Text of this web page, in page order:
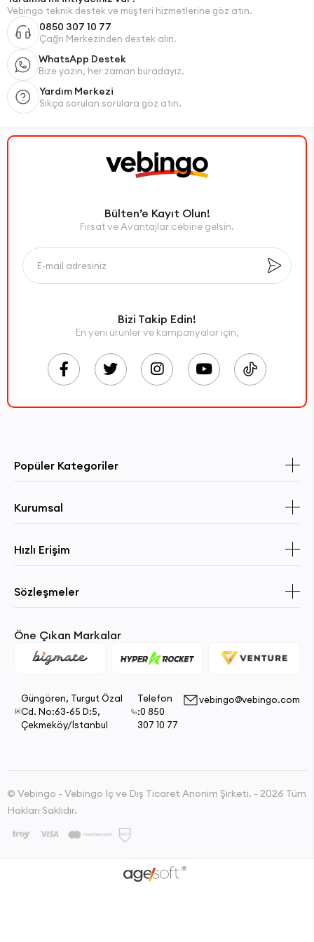
Vebingo teknik destek ve müşteri hizmetlerine göz atın.
0850 307 10 77
Çağrı Merkezinden destek alın.
WhatsApp Destek
Bize yazın, her zaman buradayız.
Yardım Merkezi
Sıkça sorulan sorulara göz atın.
Bülten’e Kayıt Olun!
Fırsat ve Avantajlar cebine gelsin.
Bizi Takip Edin!
En yeni ürünler ve kampanyalar için,
Popüler Kategoriler
Kurumsal
Hızlı Erişim
Sözleşmeler
Öne Çıkan Markalar
Güngören, Turgut Özal
Cd. No:63-65 D:5,
Çekmeköy/İstanbul
Telefon
:0 850
307 10 77
vebingo@vebingo.com
© Vebingo - Vebingo İç ve Dış Ticaret Anonim Şirketi. - 2026 Tüm
Hakları Saklıdır.